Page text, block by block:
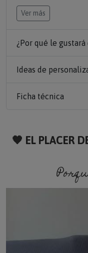
mejor equipo, para
personalizado con
y escribe los
Ver más
¿Por qué le
Ideas de
Ficha técnica
🧡 EL PLACER
Porque